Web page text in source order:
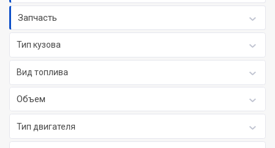
Запчасть
Тип кузова
Вид топлива
Объем
Тип двигателя